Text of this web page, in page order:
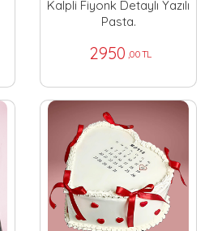
Kalpli Fiyonk Detaylı Yazılı
Pasta.
2950 ,00 TL